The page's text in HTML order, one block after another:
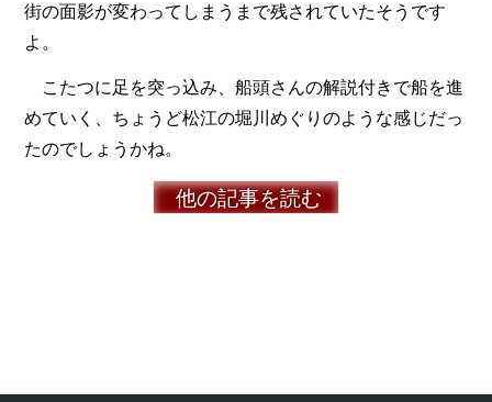
街の面影が変わってしまうまで残されていたそうです
よ。
こたつに足を突っ込み、船頭さんの解説付きで船を進
めていく、ちょうど松江の堀川めぐりのような感じだっ
たのでしょうかね。
他の記事を読む